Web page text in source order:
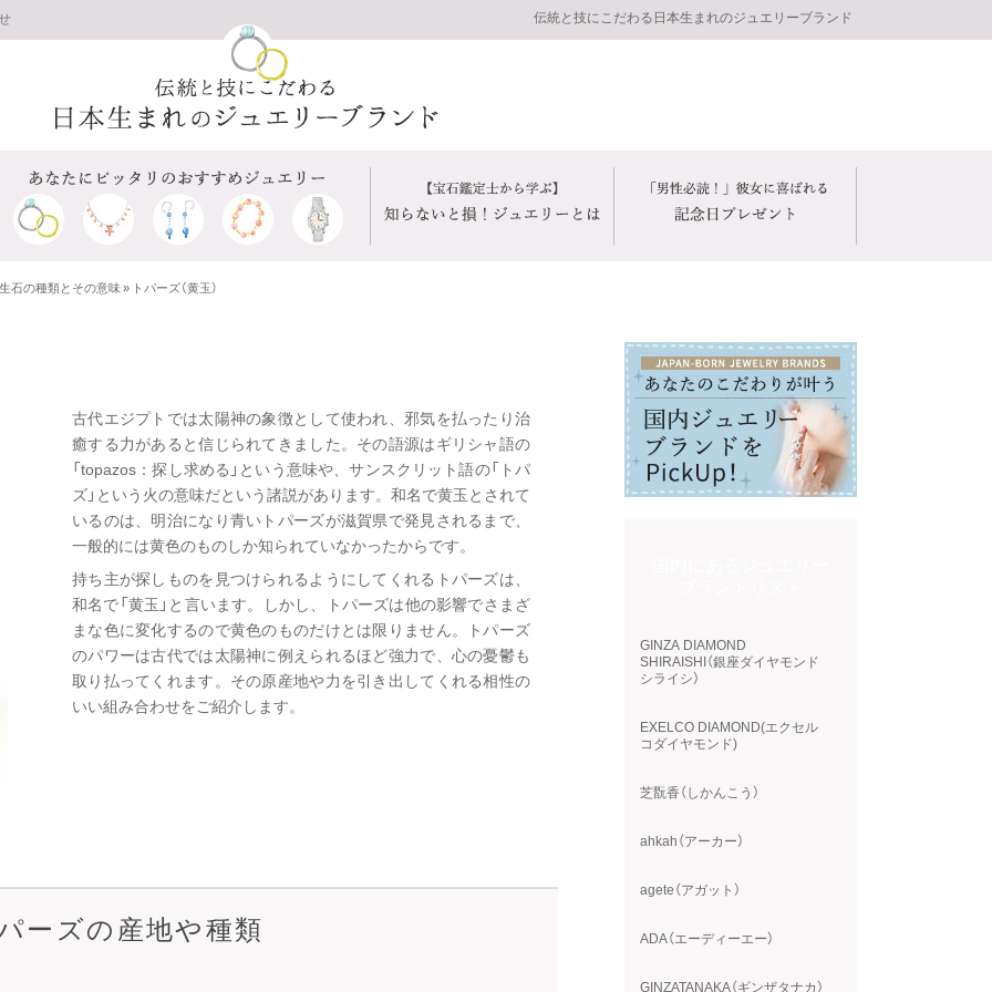
伝統と技にこだわる日本生まれのジュエリーブランド
石の種類とその意味» トパーズ（黄玉）
古代エジプトでは太陽神の象徴として使われ、邪気を払ったり治
癒する力があると信じられてきました。その語源はギリシャ語の
「topazos：探し求める」という意味や、サンスクリット語の「トパ
ズ」という火の意味だという諸説があります。和名で黄玉とされて
いるのは、明治になり青いトパーズが滋賀県で発見されるまで、
一般的には黄色のものしか知られていなかったからです。
持ち主が探しものを見つけられるようにしてくれるトパーズは、
和名で「黄玉」と言います。しかし、トパーズは他の影響でさまざ
まな色に変化するので黄色のものだけとは限りません。トパーズ
のパワーは古代では太陽神に例えられるほど強力で、心の憂鬱も
取り払ってくれます。その原産地や力を引き出してくれる相性の
いい組み合わせをご紹介します。
ーズの産地や種類
GINZA DIAMOND
SHIRAISHI（銀座ダイヤモンド
シライシ）
EXELCO DIAMOND(エクセル
コダイヤモンド)
芝翫香（しかんこう）
ahkah（アーカー）
agete（アガット）
ADA（エーディーエー）
GINZATANAKA（ギンザタナカ）